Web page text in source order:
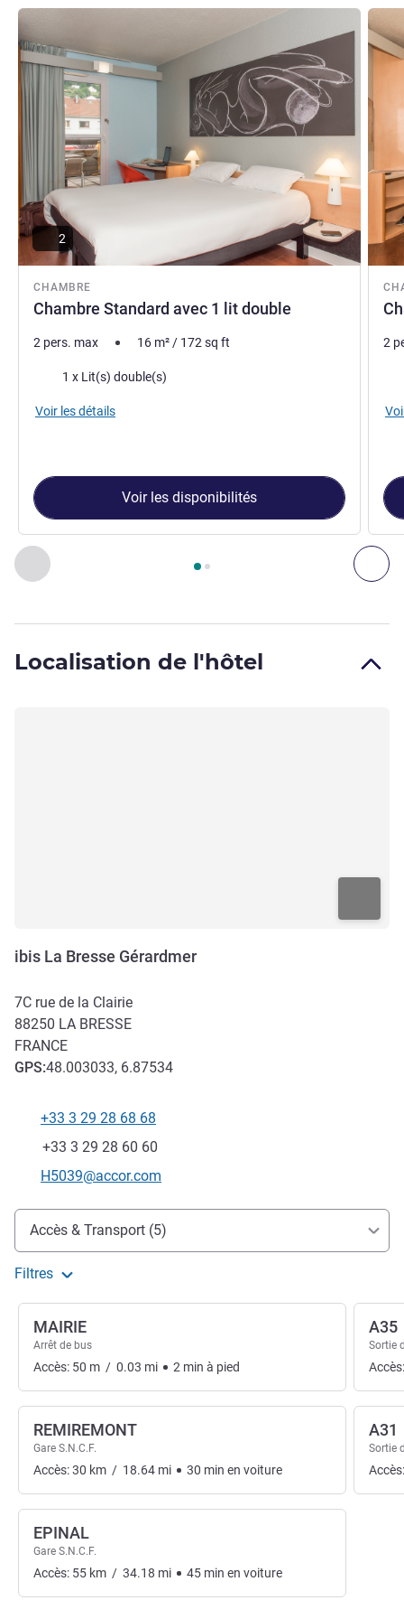
Précédent - Chambre
Page , Chambre 1 : Chambre Standard avec 1 lit
CHAMBRE
Chambre Standard avec 1 lit double
Voir les détails
2
2 pers. max 16 m²/ 172sq ft
Literie1 x Lit(s) double(s)
Voir les détails
Voir les disponibilités
Voir
2
Localisation de l'hôtel
ibis La Bresse Gérardmer
7C rue de la Clairie
88250 LA BRESSE
FRANCE
GPS:48.003033, 6.87534
Téléphone
+33 3 29 28 68 68
Fax
+33 3 29 28 60 60
Email de contact
H5039@accor.com
Accès et transports
Accès & Transport (5)
Filtres
MAIRIE
Arrêt de bus
Accès: 50 m / 0.03 mi 2 min à pied
REMIREMONT
Gare S.N.C.F.
Accès:30 km / 18.64 mi 30 min en voiture
EPINAL
Gare S.N.C.F.
Accès: 55 km / 34.18 mi 45 min en voiture
A35
Sortie
A31
Sortie